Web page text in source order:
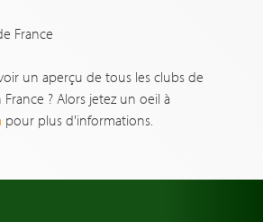
France
un aperçu de tous les clubs de
? Alors jetez un oeil à
pour plus d'informations.